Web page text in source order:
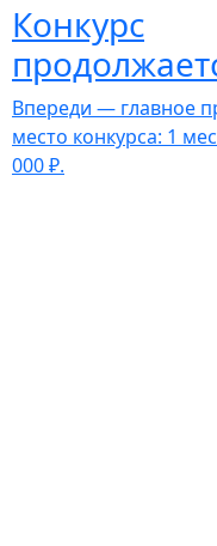
Конкурс
Впереди — главное
место конкурса: 1
000 ₽.